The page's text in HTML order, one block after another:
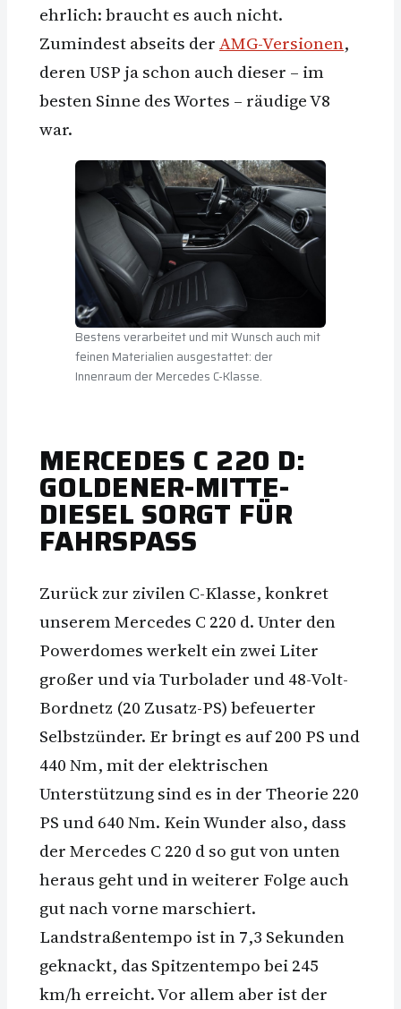
ehrlich: braucht es auch nicht.
Zumindest abseits derAMG-Versionen,
deren USP ja schon auch dieser – im
besten Sinne des Wortes – räudige V8
war.
Bestens verarbeitet und mit Wunsch auch mit
feinen Materialien ausgestattet: der
Innenraum der Mercedes C-Klasse.
MERCEDES C 220 D:
GOLDENER-MITTE-
DIESEL SORGT FÜR
FAHRSPASS
Zurück zur zivilen C-Klasse, konkret
unserem Mercedes C 220 d. Unter den
Powerdomes werkelt ein zwei Liter
großer und via Turbolader und 48-Volt-
Bordnetz (20 Zusatz-PS) befeuerter
Selbstzünder. Er bringt es auf 200 PS und
440 Nm, mit der elektrischen
Unterstützung sind es in der Theorie 220
PS und 640 Nm. Kein Wunder also, dass
der Mercedes C 220 d so gut von unten
heraus geht und in weiterer Folge auch
gut nach vorne marschiert.
Landstraßentempo ist in 7,3 Sekunden
geknackt, das Spitzentempo bei 245
km/h erreicht. Vor allem aber ist der